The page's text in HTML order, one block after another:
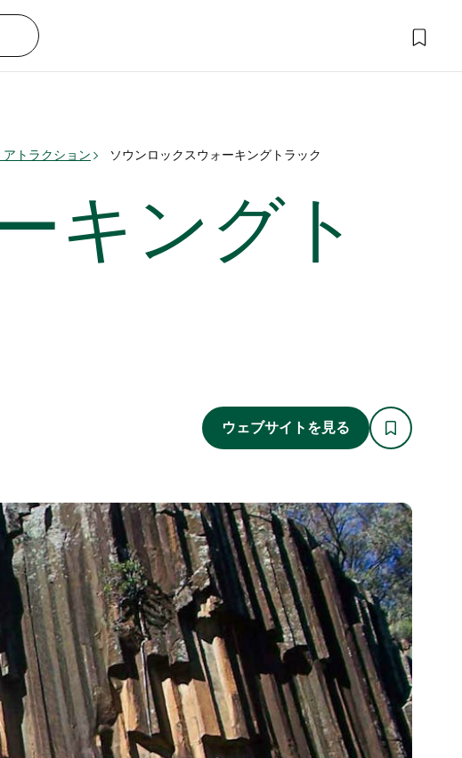
アトラクション ソウンロックスウォーキングトラック
キングト
ウェブサイトを見る